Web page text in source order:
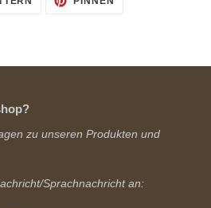
TWITTER
zu unseren Produkten und
Sprachnachricht an: